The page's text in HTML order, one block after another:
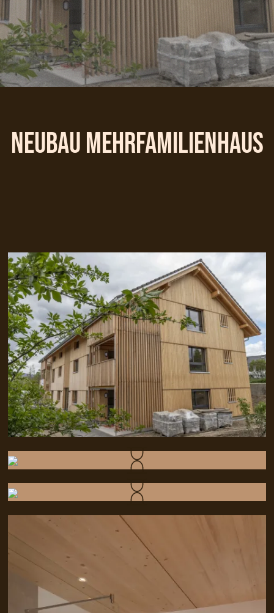
Neubau Mehrfamilienhaus